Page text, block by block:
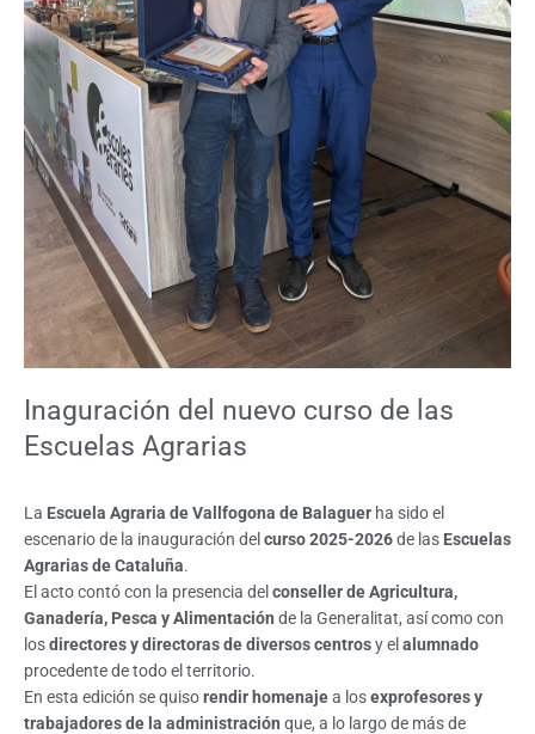
Inaguración del nuevo curso de las
Escuelas Agrarias
La Escuela Agraria de Vallfogona de Balaguer ha sido el
escenario de la inauguración del curso 2025-2026de las Escuelas
Agrarias de Cataluña.
El acto contó con la presencia del conseller de Agricultura,
Ganadería, Pesca y Alimentación de la Generalitat, así como con
losdirectores y directoras de diversos centrosy el alumnado
procedente de todo el territorio.
En esta edición se quisorendir homenajea losexprofesores y
trabajadores de la administración que, a lo largo de más de